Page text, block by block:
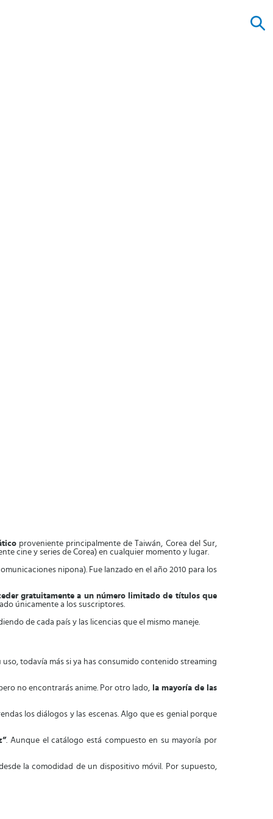
proveniente principalmente de Taiwán, Corea del Sur,
cine y series de Corea) en cualquier momento y lugar.
nipona). Fue lanzado en el año 2010 para los
gratuitamente a un número limitado de títulos que
únicamente a los suscriptores.
de cada país y las licencias que el mismo maneje.
uso, todavía más si ya has consumido contenido streaming
no encontrarás anime. Por otro lado, la mayoría de las
los diálogos y las escenas. Algo que es genial porque
. Aunque el catálogo está compuesto en su mayoría por
la comodidad de un dispositivo móvil. Por supuesto,